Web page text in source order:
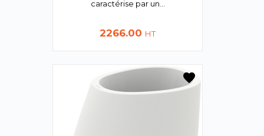
caractérise par un...
Prix
2266.00 HT
favorite